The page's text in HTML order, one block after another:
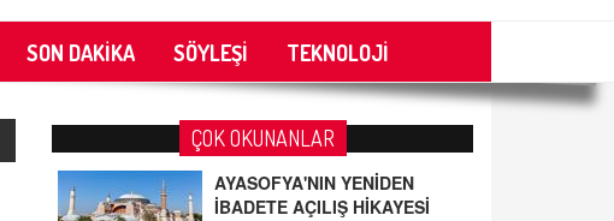
SON DAKİKA SÖYLEŞİ TEKNOLOJİ
ÇOK OKUNANLAR
AYASOFYA'NIN YENİDEN
İBADETE AÇILIŞ HİKAYESİ